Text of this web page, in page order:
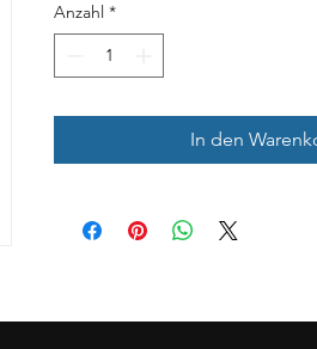
Anzahl *
In den